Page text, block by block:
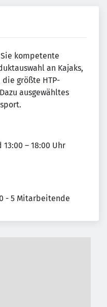
kompetente
an Kajaks,
größte HTP-
ausgewähltes
13:00 – 18:00 Uhr
- 5 Mitarbeitende